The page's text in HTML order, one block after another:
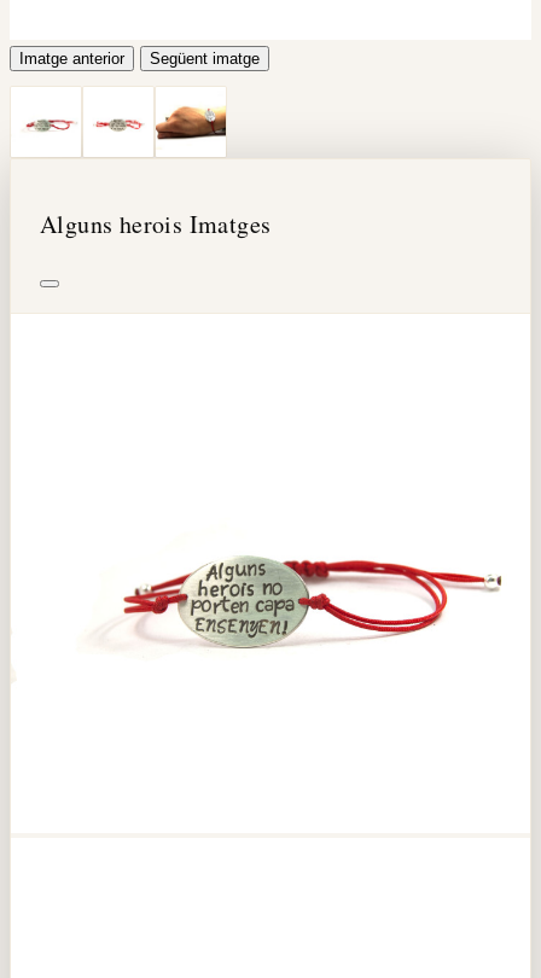
Imatge anterior Següent imatge
Alguns herois Imatges